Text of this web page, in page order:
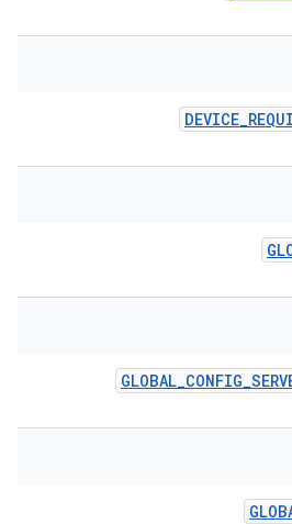
DEVICE_
GLOBAL_CONFIG_